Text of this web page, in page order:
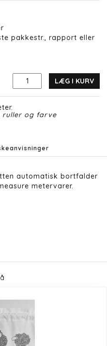
pakkestr., rapport eller
LÆG I KURV
ruller og farve
automatisk bortfalder
metervarer.